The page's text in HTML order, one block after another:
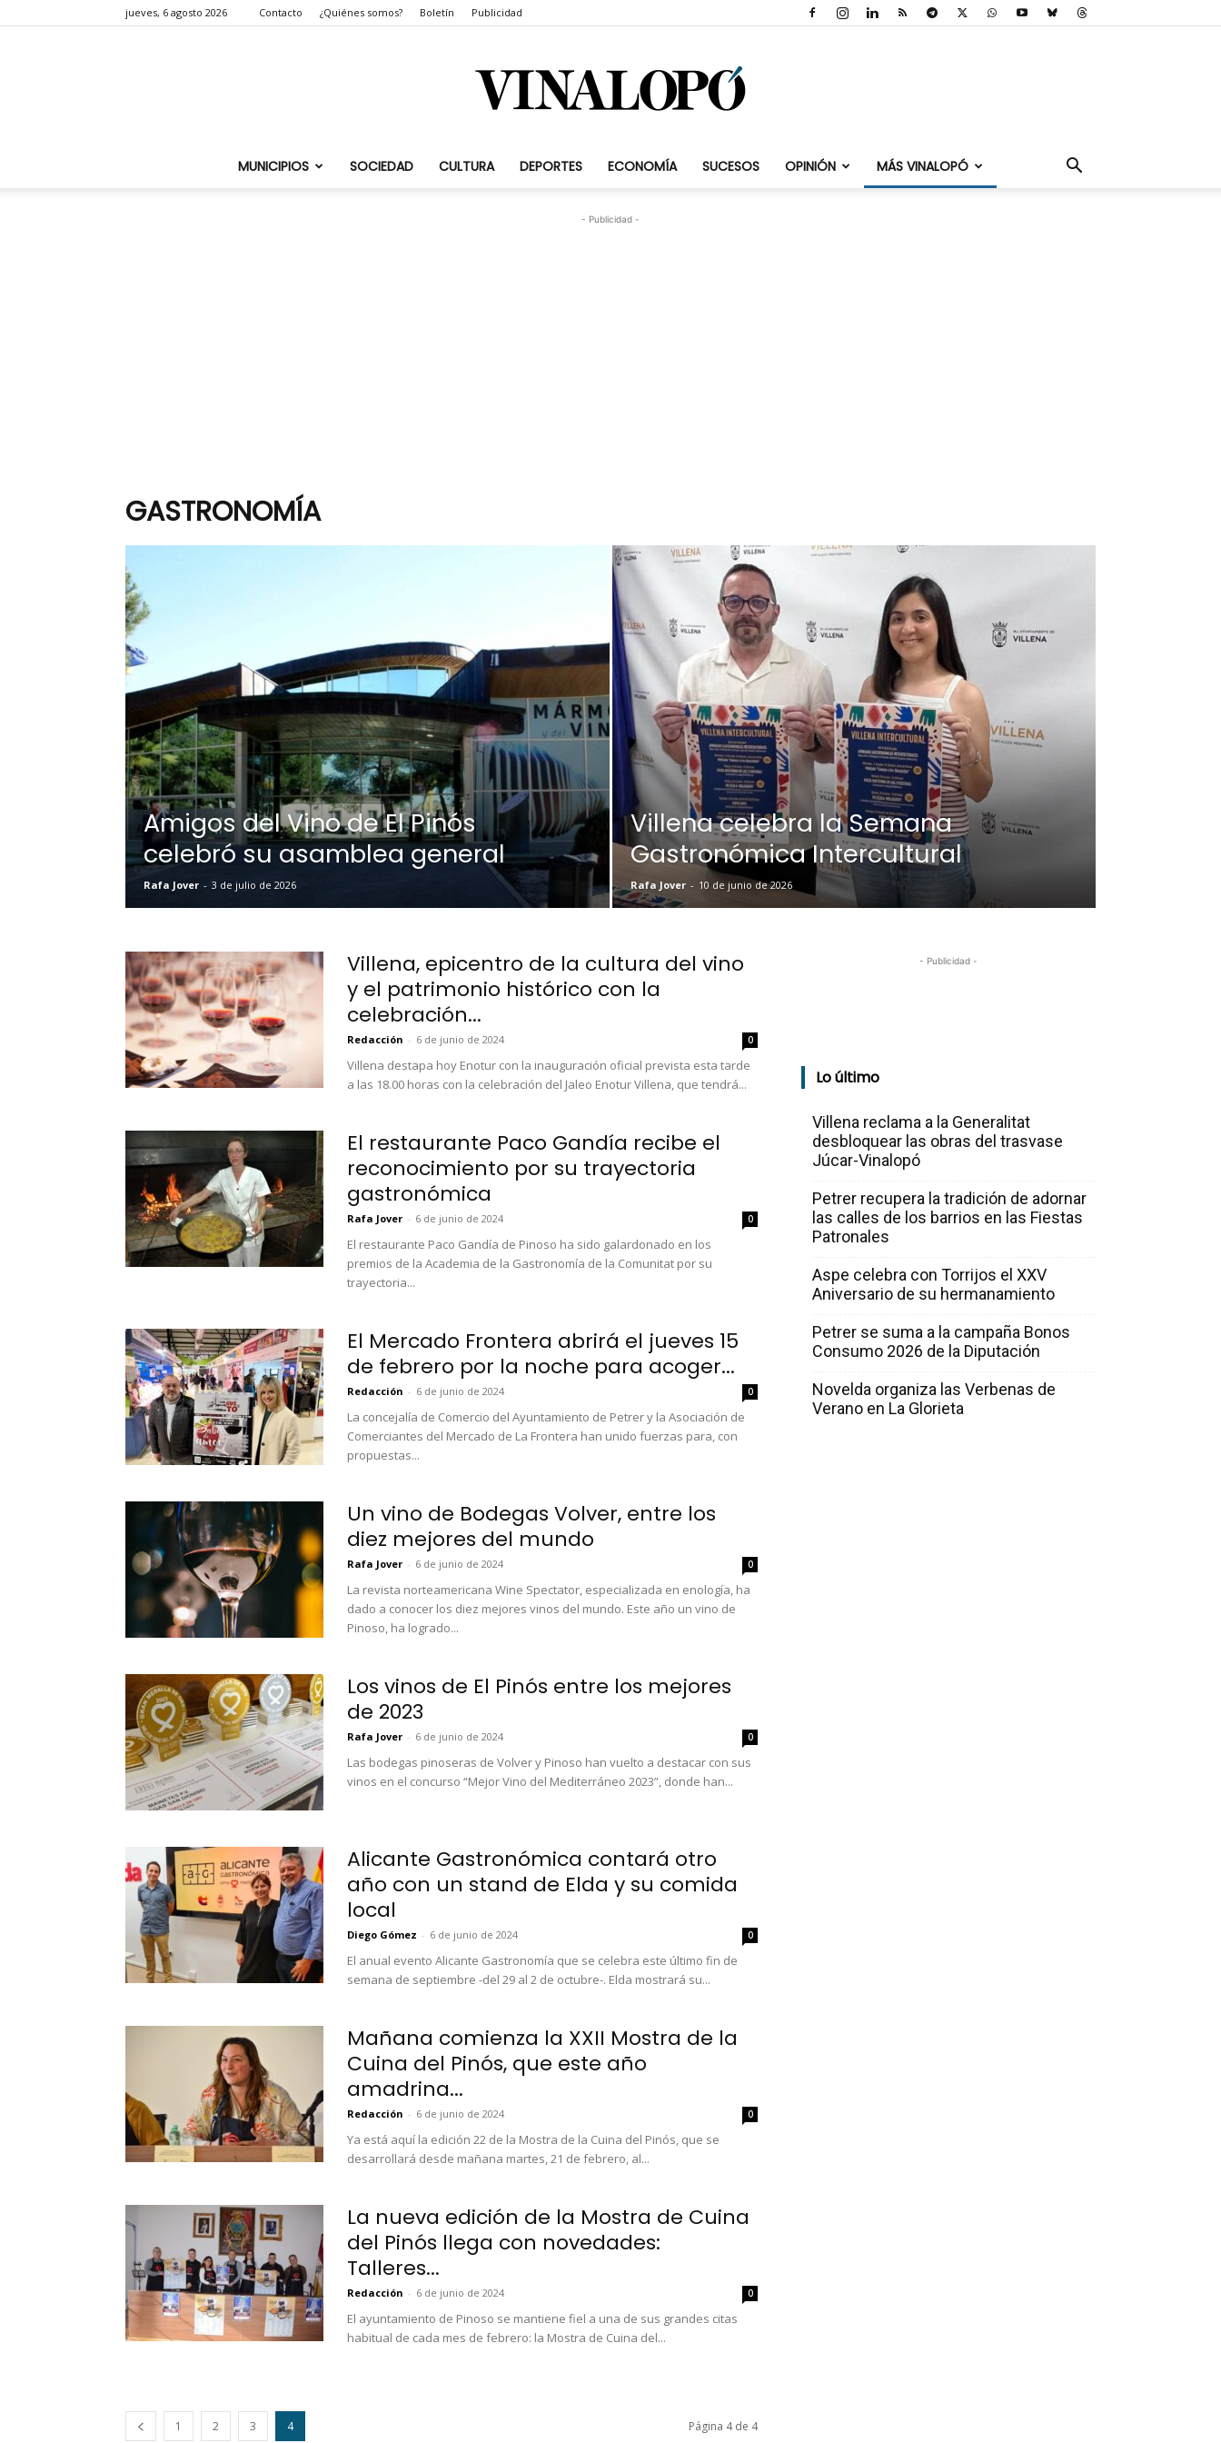
jueves, 6 agosto 2026 Contacto ¿Quiénes somos? Boletín Publicidad
Vinalopó.com
MUNICIPIOS SOCIEDAD CULTURA DEPORTES ECONOMÍA SUCESOS OPINIÓN MÁS VINALOPÓ
- Publicidad -
GASTRONOMÍA
Amigos del Vino de El Pinós
celebró su asamblea general
Rafa Jover - 3 de julio de 2026
Villena celebra la Semana
Gastronómica Intercultural
Rafa Jover - 10 de junio de 2026
Villena, epicentro de la cultura del vino
y el patrimonio histórico con la
celebración...
Redacción - 6 de junio de 2024 0
Villena destapa hoy Enotur con la inauguración oficial prevista esta tarde
a las 18.00 horas con la celebración del Jaleo Enotur Villena, que tendrá...
El restaurante Paco Gandía recibe el
reconocimiento por su trayectoria
gastronómica
Rafa Jover - 6 de junio de 2024 0
El restaurante Paco Gandía de Pinoso ha sido galardonado en los
premios de la Academia de la Gastronomía de la Comunitat por su
trayectoria...
El Mercado Frontera abrirá el jueves 15
de febrero por la noche para acoger...
Redacción - 6 de junio de 2024 0
La concejalía de Comercio del Ayuntamiento de Petrer y la Asociación de
Comerciantes del Mercado de La Frontera han unido fuerzas para, con
propuestas...
Un vino de Bodegas Volver, entre los
diez mejores del mundo
Rafa Jover - 6 de junio de 2024 0
La revista norteamericana Wine Spectator, especializada en enología, ha
dado a conocer los diez mejores vinos del mundo. Este año un vino de
Pinoso, ha logrado...
Los vinos de El Pinós entre los mejores
de 2023
Rafa Jover - 6 de junio de 2024 0
Las bodegas pinoseras de Volver y Pinoso han vuelto a destacar con sus
vinos en el concurso “Mejor Vino del Mediterráneo 2023”, donde han...
Alicante Gastronómica contará otro
año con un stand de Elda y su comida
local
Diego Gómez - 6 de junio de 2024 0
El anual evento Alicante Gastronomía que se celebra este último fin de
semana de septiembre -del 29 al 2 de octubre-. Elda mostrará su...
Mañana comienza la XXII Mostra de la
Cuina del Pinós, que este año
amadrina...
Redacción - 6 de junio de 2024 0
Ya está aquí la edición 22 de la Mostra de la Cuina del Pinós, que se
desarrollará desde mañana martes, 21 de febrero, al...
La nueva edición de la Mostra de Cuina
del Pinós llega con novedades:
Talleres...
Redacción - 6 de junio de 2024 0
El ayuntamiento de Pinoso se mantiene fiel a una de sus grandes citas
habitual de cada mes de febrero: la Mostra de Cuina del...
1 2 3 4 Página 4 de 4
- Publicidad -
Lo último
Villena reclama a la Generalitat
desbloquear las obras del trasvase
Júcar-Vinalopó
Petrer recupera la tradición de adornar
las calles de los barrios en las Fiestas
Patronales
Aspe celebra con Torrijos el XXV
Aniversario de su hermanamiento
Petrer se suma a la campaña Bonos
Consumo 2026 de la Diputación
Novelda organiza las Verbenas de
Verano en La Glorieta